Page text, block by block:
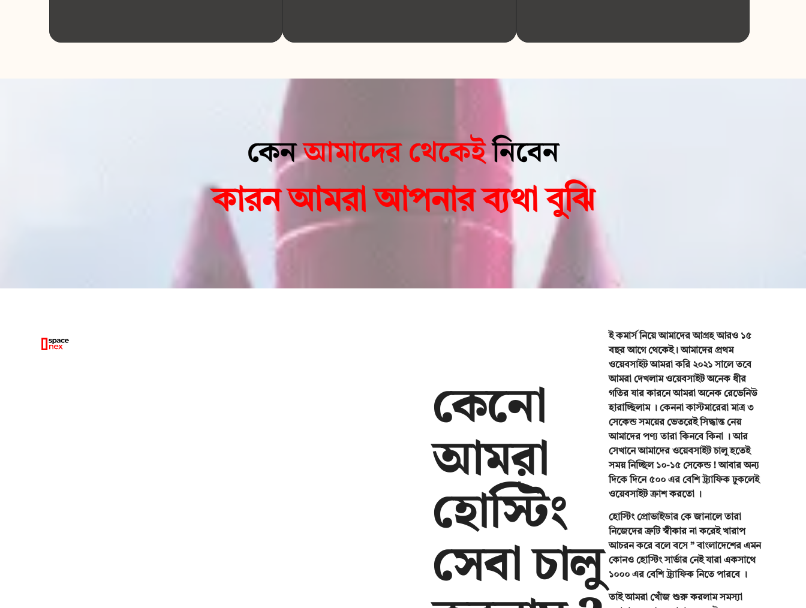
কেনআমাদের থেকেইনিবেন
কারন আমরা আপনার ব্যথা বুঝি
কেনো
আমরা
হোস্টিং
সেবা চালু
ই কমার্স নিয়ে আমাদের আগ্রহ আরও ১৫
বছর আগে থেকেই। আমাদের প্রথম
ওয়েবসাইট আমরা করি ২০২১ সালে তবে
আমরা দেখলাম ওয়েবসাইট অনেক ধীর
গতির যার কারনে আমরা অনেক রেভেনিউ
হারাচ্ছিলাম । কেননা কাস্টমারেরা মাত্র ৩
সেকেন্ড সময়ের ভেতরেই সিদ্ধান্ত নেয়
আমাদের পণ্য তারা কিনবে কিনা । আর
সেখানে আমাদের ওয়েবসাইট চালু হতেই
সময় নিচ্ছিল ১০-১৫ সেকেন্ড ! আবার অন্য
দিকে দিনে ৫০০ এর বেশি ট্র্যাফিক ঢুকলেই
ওয়েবসাইট ক্রাশ করতো ।
হোস্টিং প্রোভাইডার কে জানালে তারা
নিজেদের ত্রুটি স্বীকার না করেই খারাপ
আচরন করে বলে বসে ” বাংলাদেশের এমন
কোনও হোস্টিং সার্ভার নেই যারা একসাথে
১০০০ এর বেশি ট্র্যাফিক নিতে পারবে ।
তাই আমরা খোঁজ শুরু করলাম সমস্যা